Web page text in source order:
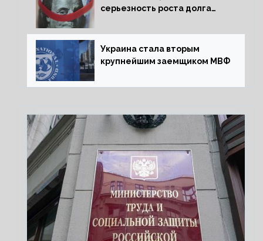
серьезность роста долга
Украина стала вторым
крупнейшим заемщиком МВФ